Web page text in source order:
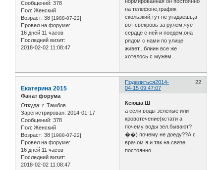
Сообщений: 378
Пол: Женский
Возраст: 38 [1988-07-22]
Провел на форуме:
16 дней 11 часов
Последний визит:
2018-02-02 11:08:47
на телефоне,график
скользкий,тут не угадаешь,а
вот свекровь за рулем,чует
сердце с ней и поедем,она
рядом с нами по улице
живет...блиин все же
хотелось с мужем..
Поделиться 22
2014-
04-15 09:47:07
Екатерина 2015
Фанат форума
Откуда: г. Тамбов
Зарегистрирован: 2014-01-17
Сообщений: 378
Пол: Женский
Возраст: 38 [1988-07-22]
Провел на форуме:
16 дней 11 часов
Последний визит:
2018-02-02 11:08:47
Ксюша Ш
а если воды зеленые или
кровотечение(кстати а
почему воды зел.бывают?
��) почему не доеду??А с
врачом я и так на связе
постоянно..